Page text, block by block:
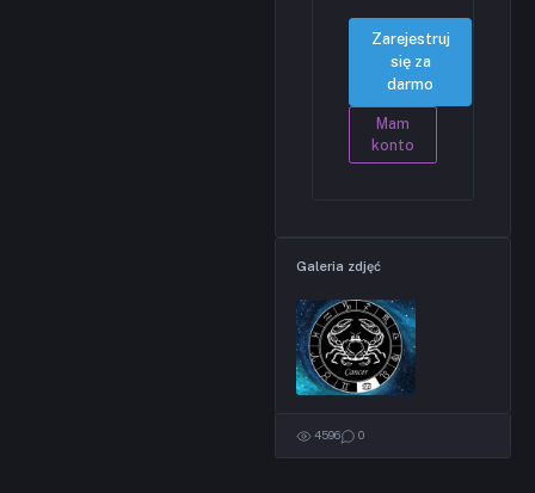
Zarejestruj
się za
darmo
Mam
konto
Galeria zdjęć
4596 0